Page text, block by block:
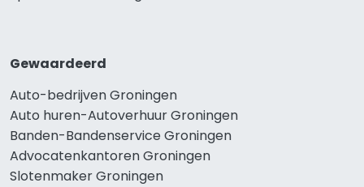
Gewaardeerd
Auto-bedrijven Groningen
Auto huren-Autoverhuur Groningen
Banden-Bandenservice Groningen
Advocatenkantoren Groningen
Slotenmaker Groningen